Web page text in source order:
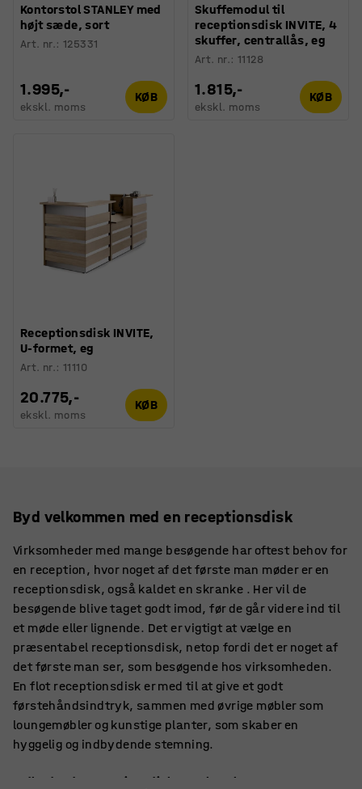
Kontorstol STANLEY med
højt sæde, sort
Art. nr.:125331
1.995,-
ekskl. moms
KØB
Skuffemodul til
receptionsdisk INVITE, 4
skuffer, centrallås, eg
Art. nr.:11128
1.815,-
ekskl. moms
KØB
Receptionsdisk INVITE,
U-formet, eg
Art. nr.:11110
20.775,-
ekskl. moms
KØB
Byd velkommen med en receptionsdisk
Virksomheder med mange besøgende har oftest behov for
en reception, hvor noget af det første man møder er en
receptionsdisk, også kaldet en skranke . Her vil de
besøgende blive taget godt imod, før de går videre ind til
et møde eller lignende. Det er vigtigt at vælge en
præsentabel receptionsdisk, netop fordi det er noget af
det første man ser, som besøgende hos virksomheden.
En flot receptionsdisk er med til at give et godt
førstehåndsindtryk, sammen med øvrige møbler som
loungemøbler og kunstige planter, som skaber en
hyggelig og indbydende stemning.
Indbydende receptionsdiske og skranker